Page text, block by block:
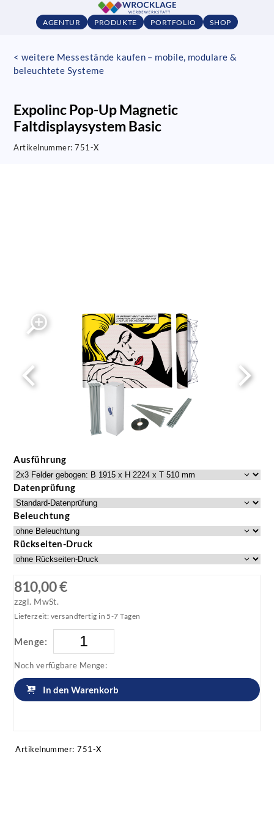
AGENTUR PRODUKTE PORTFOLIO SHOP
< weitere Messestände kaufen – mobile, modulare &
beleuchtete Systeme
Expolinc Pop-Up Magnetic
Faltdisplaysystem Basic
Artikelnummer:751-X
Ausführung
Datenprüfung
Beleuchtung
Rückseiten-Druck
810,00 €
zzgl. MwSt.
Lieferzeit: versandfertig in 5-7 Tagen
Menge:
Noch verfügbare Menge:
In den Warenkorb
Artikelnummer: 751-X